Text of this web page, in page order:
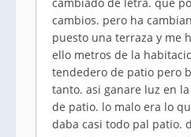
cambios. pero ha
puesto una terraza y me
ello metros de la
tendedero de patio pero
tanto. asi ganare luz en
de patio. lo malo era lo
daba casi todo pal patio.